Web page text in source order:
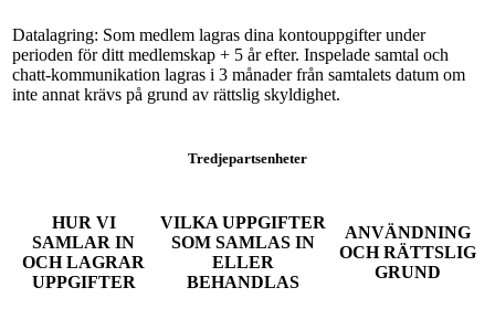
Datalagring: Som medlem lagras dina kontouppgifter under
perioden för ditt medlemskap + 5 år efter. Inspelade samtal och
chatt-kommunikation lagras i 3 månader från samtalets datum om
inte annat krävs på grund av rättslig skyldighet.
Tredjepartsenheter
HUR VI
SAMLAR IN
OCH LAGRAR
UPPGIFTER
VILKA UPPGIFTER
SOM SAMLAS IN
ELLER
BEHANDLAS
ANVÄNDNING
OCH RÄTTSLIG
GRUND